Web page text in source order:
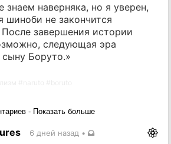
знаем наверняка, но я уверен,
шиноби не закончится
завершения истории
следующая эра
сыну Боруто.»
- Показать больше
6 дней назад •